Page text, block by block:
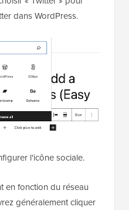
dans WordPress.
l'icône sociale.
en fonction du réseau
généralement cliquer